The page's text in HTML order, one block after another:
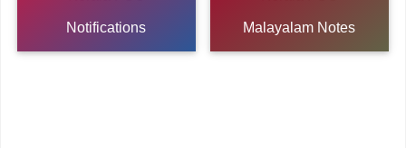
Notifications Malayalam Notes